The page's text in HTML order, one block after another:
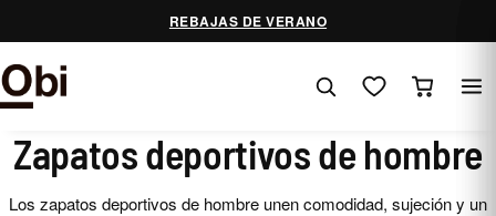
al
contenido
REBAJAS DE VERANO
Zapatos deportivos de hombre
Los zapatos deportivos de hombre unen comodidad, sujeción y un